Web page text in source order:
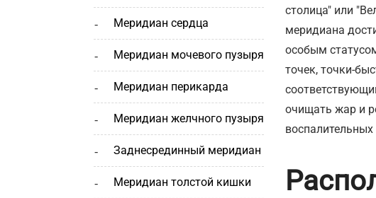
меридиан сердца
меридиан мочевого пузыря
меридиан перикарда
меридиан желчного пузыря
заднесрединный меридиан
меридиан толстой кишки
столица" или
меридиана
особым
точек, точки-
очищать жар и